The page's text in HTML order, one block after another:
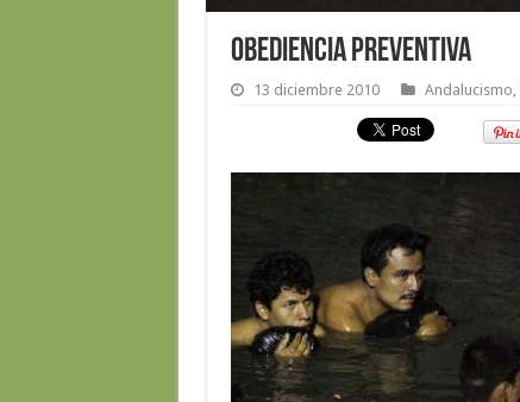
Obediencia preventiva
13 diciembre 2010 Andalucismo,